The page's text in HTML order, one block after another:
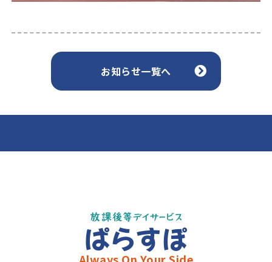
お知らせ一覧へ
ぱらすぽ
Always On Your Side